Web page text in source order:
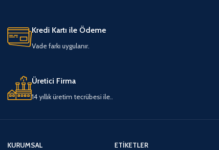
Kredi Kartı ile Ödeme
Vade farkı uygulanır.
Üretici Firma
14 yıllık üretim tecrübesi ile..
KURUMSAL
ETIKETLER